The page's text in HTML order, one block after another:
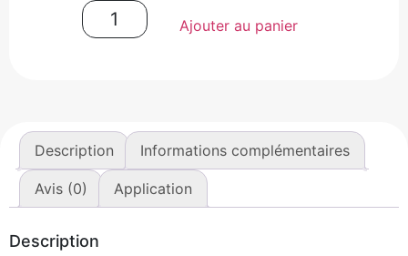
Ajouter au panier
Description Informations complémentaires
Avis (0) Application
Description